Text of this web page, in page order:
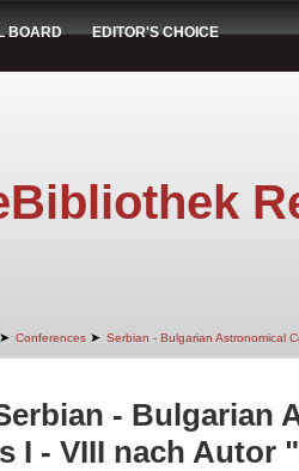
BOARD EDITOR'S CHOICE
➤ Conferences ➤ Serbian - Bulgarian Astronomical
- Bulgarian
I - VIII nach Autor